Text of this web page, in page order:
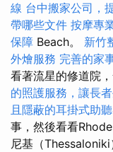
線 台中搬家公司，
帶哪些文件 按摩專
保障 Beach。 新竹
外燴服務 完善的家
看著流星的修道院
的照護服務，讓長
且隱蔽的耳掛式助
事，然後看看
尼基（